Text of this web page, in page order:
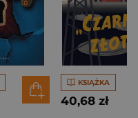
KSIĄŻKA
40,68 zł